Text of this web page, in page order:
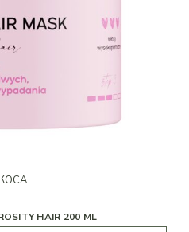
HAIR 200 ML